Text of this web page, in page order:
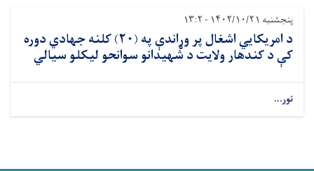
پنجشنبه ۱۴۰۲/۱۰/۲۱ - ۱۳:۲
د امريکايي اشغال پر وړاندې په (۲۰) کلنه جهادي دوره
کې د کندهار ولايت د شهيدانو سوانحو ليکلو سيالي
نور...